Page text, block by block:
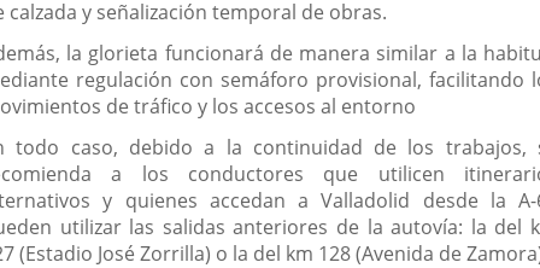
calzada y señalización temporal de obras.
la glorieta funcionará de manera similar a la
regulación con semáforo provisional, facilitando
de tráfico y los accesos al entorno
todo caso, debido a la continuidad de los trabajos,
a los conductores que utilicen
y quienes accedan a Valladolid desde la A-
utilizar las salidas anteriores de la autovía: la del
(Estadio José Zorrilla) o la del km 128 (Avenida de